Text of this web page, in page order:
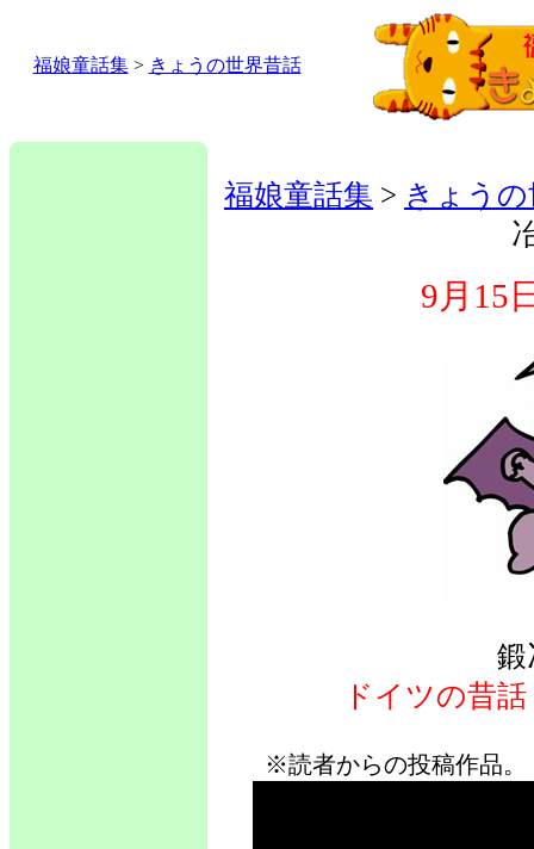
福娘童話集> きょうの世界昔話
福娘童話集 > きょう
9月15
鍛
ドイツの昔話
※読者からの投稿作品